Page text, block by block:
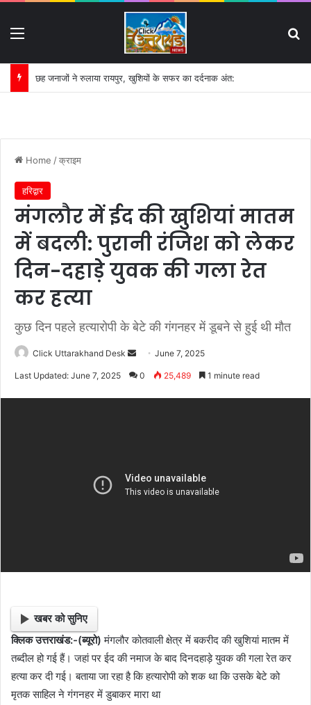
छह जनाजों ने रुलाया रायपुर, खुशियों के सफर का दर्दनाक अंत:
Home /क्राइम
हरिद्वार
मंगलौर में ईद की खुशियां मातम
में बदली: पुरानी रंजिश को लेकर
दिन-दहाड़े युवक की गला रेत
कर हत्या
कुछ दिन पहले हत्यारोपी के बेटे की गंगनहर में डूबने से हुई थी मौत
Click Uttarakhand Desk June 7, 2025
Last Updated: June 7, 2025 0 25,489 1 minute read
खबर को सुनिए
क्लिक उत्तराखंड:-(ब्यूरो) मंगलौर कोतवाली क्षेत्र में बकरीद की खुशियां मातम में
तब्दील हो गई हैं। जहां पर ईद की नमाज के बाद दिनदहाड़े युवक की गला रेत कर
हत्या कर दी गई। बताया जा रहा है कि हत्यारोपी को शक था कि उसके बेटे को
मृतक साहिल ने गंगनहर में डुबाकर मारा था